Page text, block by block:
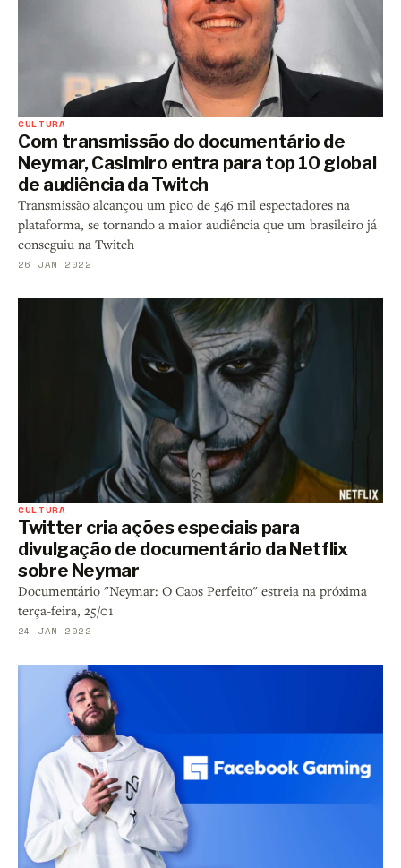
CULTURA
Com transmissão do documentário de
Neymar, Casimiro entra para top 10 global
de audiência da Twitch
Transmissão alcançou um pico de 546 mil espectadores na
plataforma, se tornando a maior audiência que um brasileiro já
conseguiu na Twitch
26 JAN 2022
CULTURA
Twitter cria ações especiais para
divulgação de documentário da Netflix
sobre Neymar
Documentário "Neymar: O Caos Perfeito" estreia na próxima
terça-feira, 25/01
24 JAN 2022